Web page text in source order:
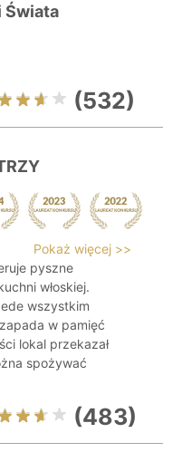
Świata
(532)
Pokaż więcej >>
pyszne
włoskiej.
wszystkim
w pamięć
lokal przekazał
spożywać
(483)